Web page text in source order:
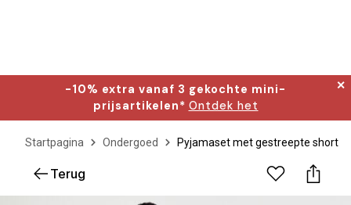
-10% extra vanaf 3 gekochte mini-
prijsartikelen* Ontdek het
✕
Startpagina Ondergoed Pyjamaset met gestreepte short
Terug